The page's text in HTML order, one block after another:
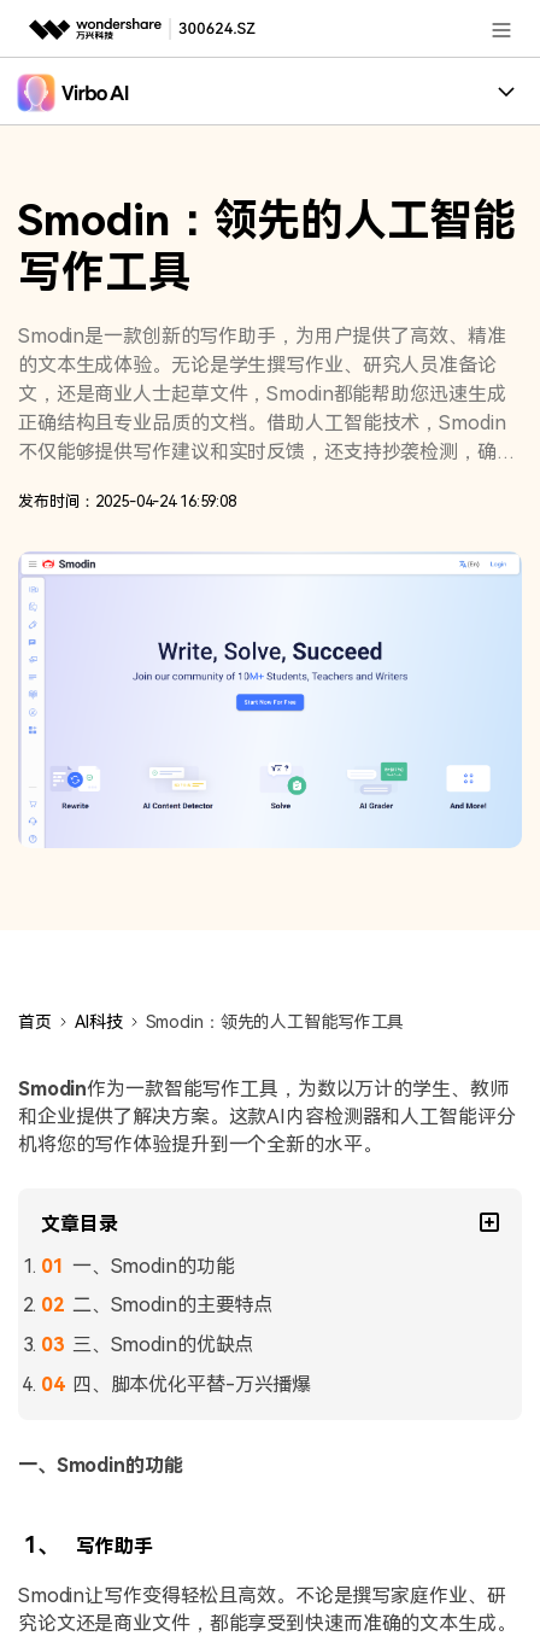
推荐产品
新闻中心
关于万兴
加入我们
帮助中心
客服热线：
核心卖点
适用人群
Smodin：领先的人工智能
写作工具
Smodin是一款创新的写作助手，为用户提供了高效、精准
的文本生成体验。无论是学生撰写作业、研究人员准备论
文，还是商业人士起草文件，Smodin都能帮助您迅速生成
正确结构且专业品质的文档。借助人工智能技术，Smodin
不仅能够提供写作建议和实时反馈，还支持抄袭检测，确保
发布时间：2025-04-24 16:59:08
首页 AI科技 Smodin：领先的人工智能写作工具
Smodin作为一款智能写作工具，为数以万计的学生、教师
和企业提供了解决方案。这款AI内容检测器和人工智能评分
机将您的写作体验提升到一个全新的水平。
文章目录
一、Smodin的功能
二、Smodin的主要特点
三、Smodin的优缺点
四、脚本优化平替-万兴播爆
一、Smodin的功能
1、 写作助手
Smodin让写作变得轻松且高效。不论是撰写家庭作业、研
究论文还是商业文件，都能享受到快速而准确的文本生成。